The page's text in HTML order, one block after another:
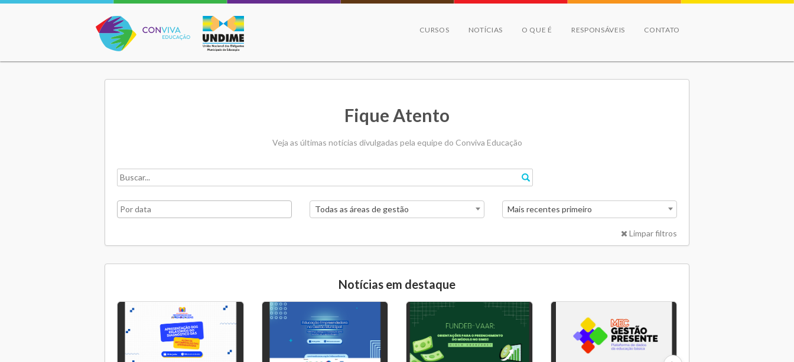
Conviva Educação
CURSOS NOTÍCIAS O QUE É RESPONSÁVEIS CONTATO
Fique Atento
Veja as últimas notícias divulgadas pela equipe do Conviva Educação
Todas as áreas de gestão Mais recentes primeiro
Limpar filtros
Notícias em destaque